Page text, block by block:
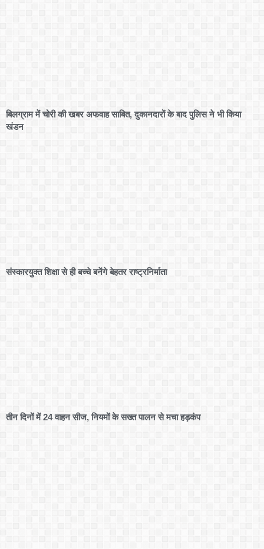
बिलग्राम में चोरी की खबर अफवाह साबित, दुकानदारों के बाद पुलिस ने भी किया
खंडन
संस्कारयुक्त शिक्षा से ही बच्चे बनेंगे बेहतर राष्ट्रनिर्माता
तीन दिनों में 24 वाहन सीज, नियमों के सख्त पालन से मचा हड़कंप